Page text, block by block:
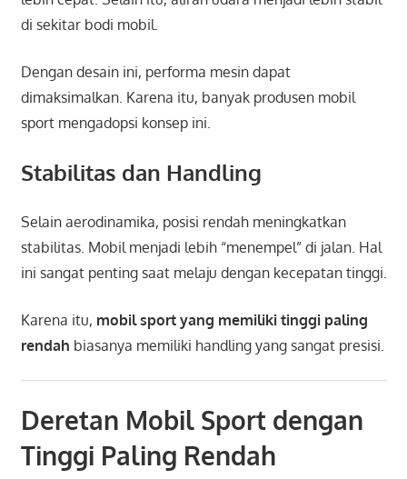
di sekitar bodi mobil.
Dengan desain ini, performa mesin dapat
dimaksimalkan. Karena itu, banyak produsen mobil
sport mengadopsi konsep ini.
Stabilitas dan Handling
Selain aerodinamika, posisi rendah meningkatkan
stabilitas. Mobil menjadi lebih “menempel” di jalan. Hal
ini sangat penting saat melaju dengan kecepatan tinggi.
Karena itu, mobil sport yang memiliki tinggi paling
rendah biasanya memiliki handling yang sangat presisi.
Deretan Mobil Sport dengan
Tinggi Paling Rendah